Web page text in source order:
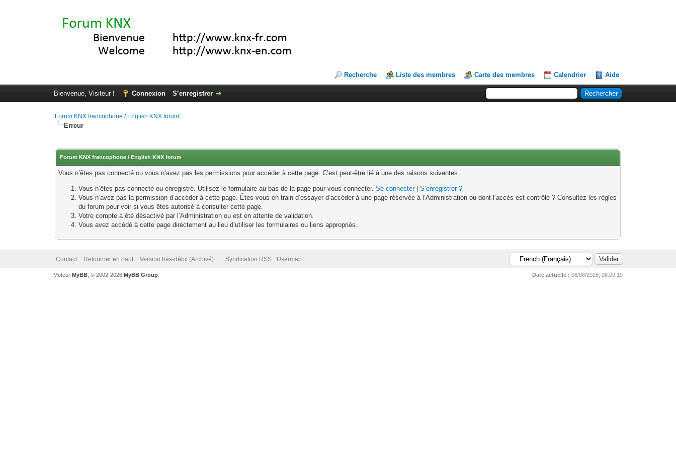
Recherche Liste des membres Carte des membres Calendrier Aide
Bienvenue, Visiteur ! Connexion S’enregistrer
Forum KNX francophone / English KNX forum
Erreur
Forum KNX francophone / English KNX forum
Vous n’êtes pas connecté ou vous n’avez pas les permissions pour accéder à cette page. C’est peut-être lié à une des raisons suivantes :
Vous n’êtes pas connecté ou enregistré. Utilisez le formulaire au bas de la page pour vous connecter.Se connecter|S’enregistrer ?
Vous n’avez pas la permission d’accéder à cette page. Êtes-vous en train d’essayer d’accéder à une page réservée à l’Administration ou dont l’accès est contrôlé ? Consultez les règles
du forum pour voir si vous êtes autorisé à consulter cette page.
Votre compte a été désactivé par l’Administration ou est en attente de validation.
Vous avez accédé à cette page directement au lieu d’utiliser les formulaires ou liens appropriés.
Contact Retourner en haut Version bas-débit (Archivé) Syndication RSS Usermap
Date actuelle : 06/08/2026, 08:09:19
Moteur MyBB, © 2002-2026 MyBB Group.